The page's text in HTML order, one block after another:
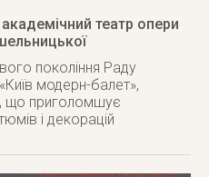
театр опери
покоління Раду
модерн-балет»,
що приголомшує
і декорацій